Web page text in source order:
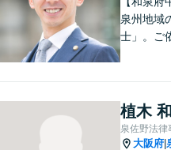
泉州地域
士」。ご
制。グル
人・社労
社があり
植木
泉佐野法律
大阪府